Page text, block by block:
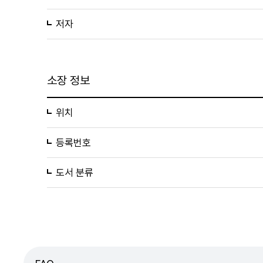
저자
소장 정보
위치
등록번호
도서 분류